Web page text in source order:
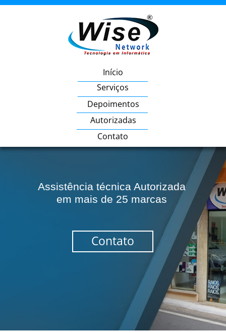
Início
Serviços
Depoimentos
Autorizadas
Contato
Assistência técnica Autorizada
em mais de 25 marcas
Contato